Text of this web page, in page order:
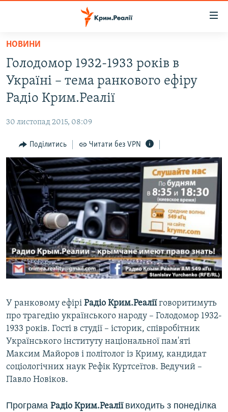
Перейти
основного
матеріалу
Перейти
до
основної
Перейти
до
пошуку
ВОДА.КРИМ
ВІДЕО ТА ФОТО
БЛОГИ
ПОГЛЯД
ІНТЕРВ'Ю
ВСЕ ЗА ДЕНЬ
СПЕЦПРОЕКТИ
ДЕПОРТАЦІЯ
ВІДЕОУРОКИ «ELIFBE»
СВІДЧЕННЯ ОКУПАЦІЇ
УКРАЇНСЬКА ПРОБЛЕМА КРИМУ
ЯК ОБІЙТИ БЛОКУВАННЯ
Русский
Qırımtatar
Усі сайти RFE/RL
НОВИНИ
Голодомор 1932-1933 років в
Україні – тема ранкового ефіру
Радіо Крим.Реалії
30 листопад 2015, 08:09
Поділитись Читати без VPN
У ранковому ефірі Радіо Крим.Реаліїговоритимуть
про трагедію українського народу – Голодомор 1932-
1933 років. Гості в студії – історик, співробітник
Українського інституту національної пам'яті
Максим Майоров і політолог із Криму, кандидат
соціологічних наук Рефік Куртсеїтов. Ведучий –
Павло Новіков.
Програма Радіо Крим.Реалії виходить з понеділка